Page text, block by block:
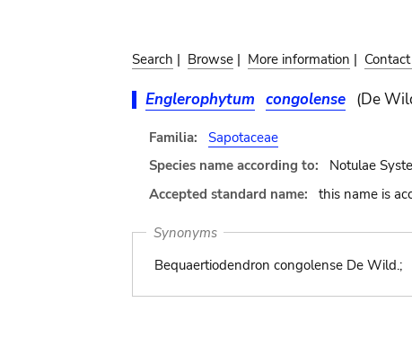
Search | Browse | More information |
Englerophytum congolense (De
Familia:
Sapotaceae
Species name according to:
Notulae
Accepted standard name:
this name is
Synonyms
Bequaertiodendron congolense De Wild.;